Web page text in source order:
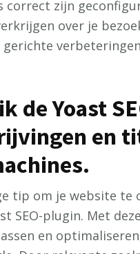
correct zijn
over je
gerichte
de Yoast
en
tip om je website
SEO-plugin. Met
en